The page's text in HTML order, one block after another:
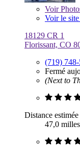
Voir
Voir le
18129 CR 1
Florissant, CO
(719)
Fermé
(Next to
Distance estimée
47,0 milles